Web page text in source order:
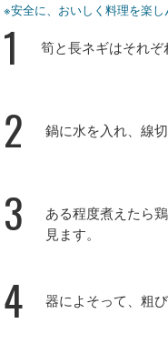
※安全に、おいしく料理を楽
1 筍と長ネギはそれぞ
2 鍋に水を入れ、線
3
ある程度煮えたら
見ます。
4 器によそって、粗